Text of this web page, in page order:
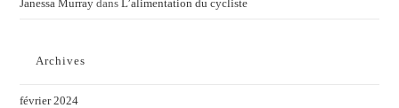
Janessa Murray dansL’alimentation du cycliste
Archives
février 2024